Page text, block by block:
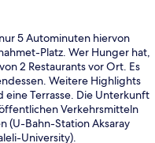
5 Autominuten hiervon
Platz. Wer Hunger hat,
2 Restaurants vor Ort. Es
Weitere Highlights
eine Terrasse. Die Unterkunft
Verkehrsmitteln
(U-Bahn-Station Aksaray
University).